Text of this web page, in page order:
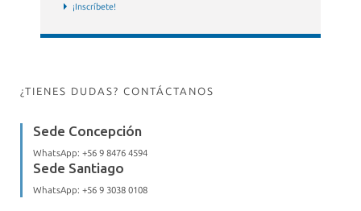
¡Inscríbete!
¿TIENES DUDAS? CONTÁCTANOS
Sede Concepción
WhatsApp:+56 9 8476 4594
Sede Santiago
WhatsApp:+56 9 3038 0108